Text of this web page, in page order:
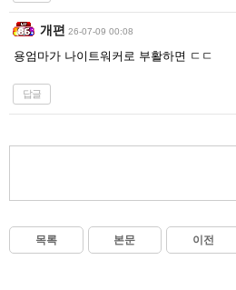
개편 26-07-09 00:08
용엄마가 나이트워커로 부활하면 ㄷㄷ
답글
목록 본문 이전